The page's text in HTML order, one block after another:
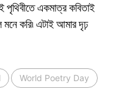
পৃথিবীতে একমাত্র কবিতাই
মনে করি৷ এটাই আমার দৃঢ়
World Poetry Day